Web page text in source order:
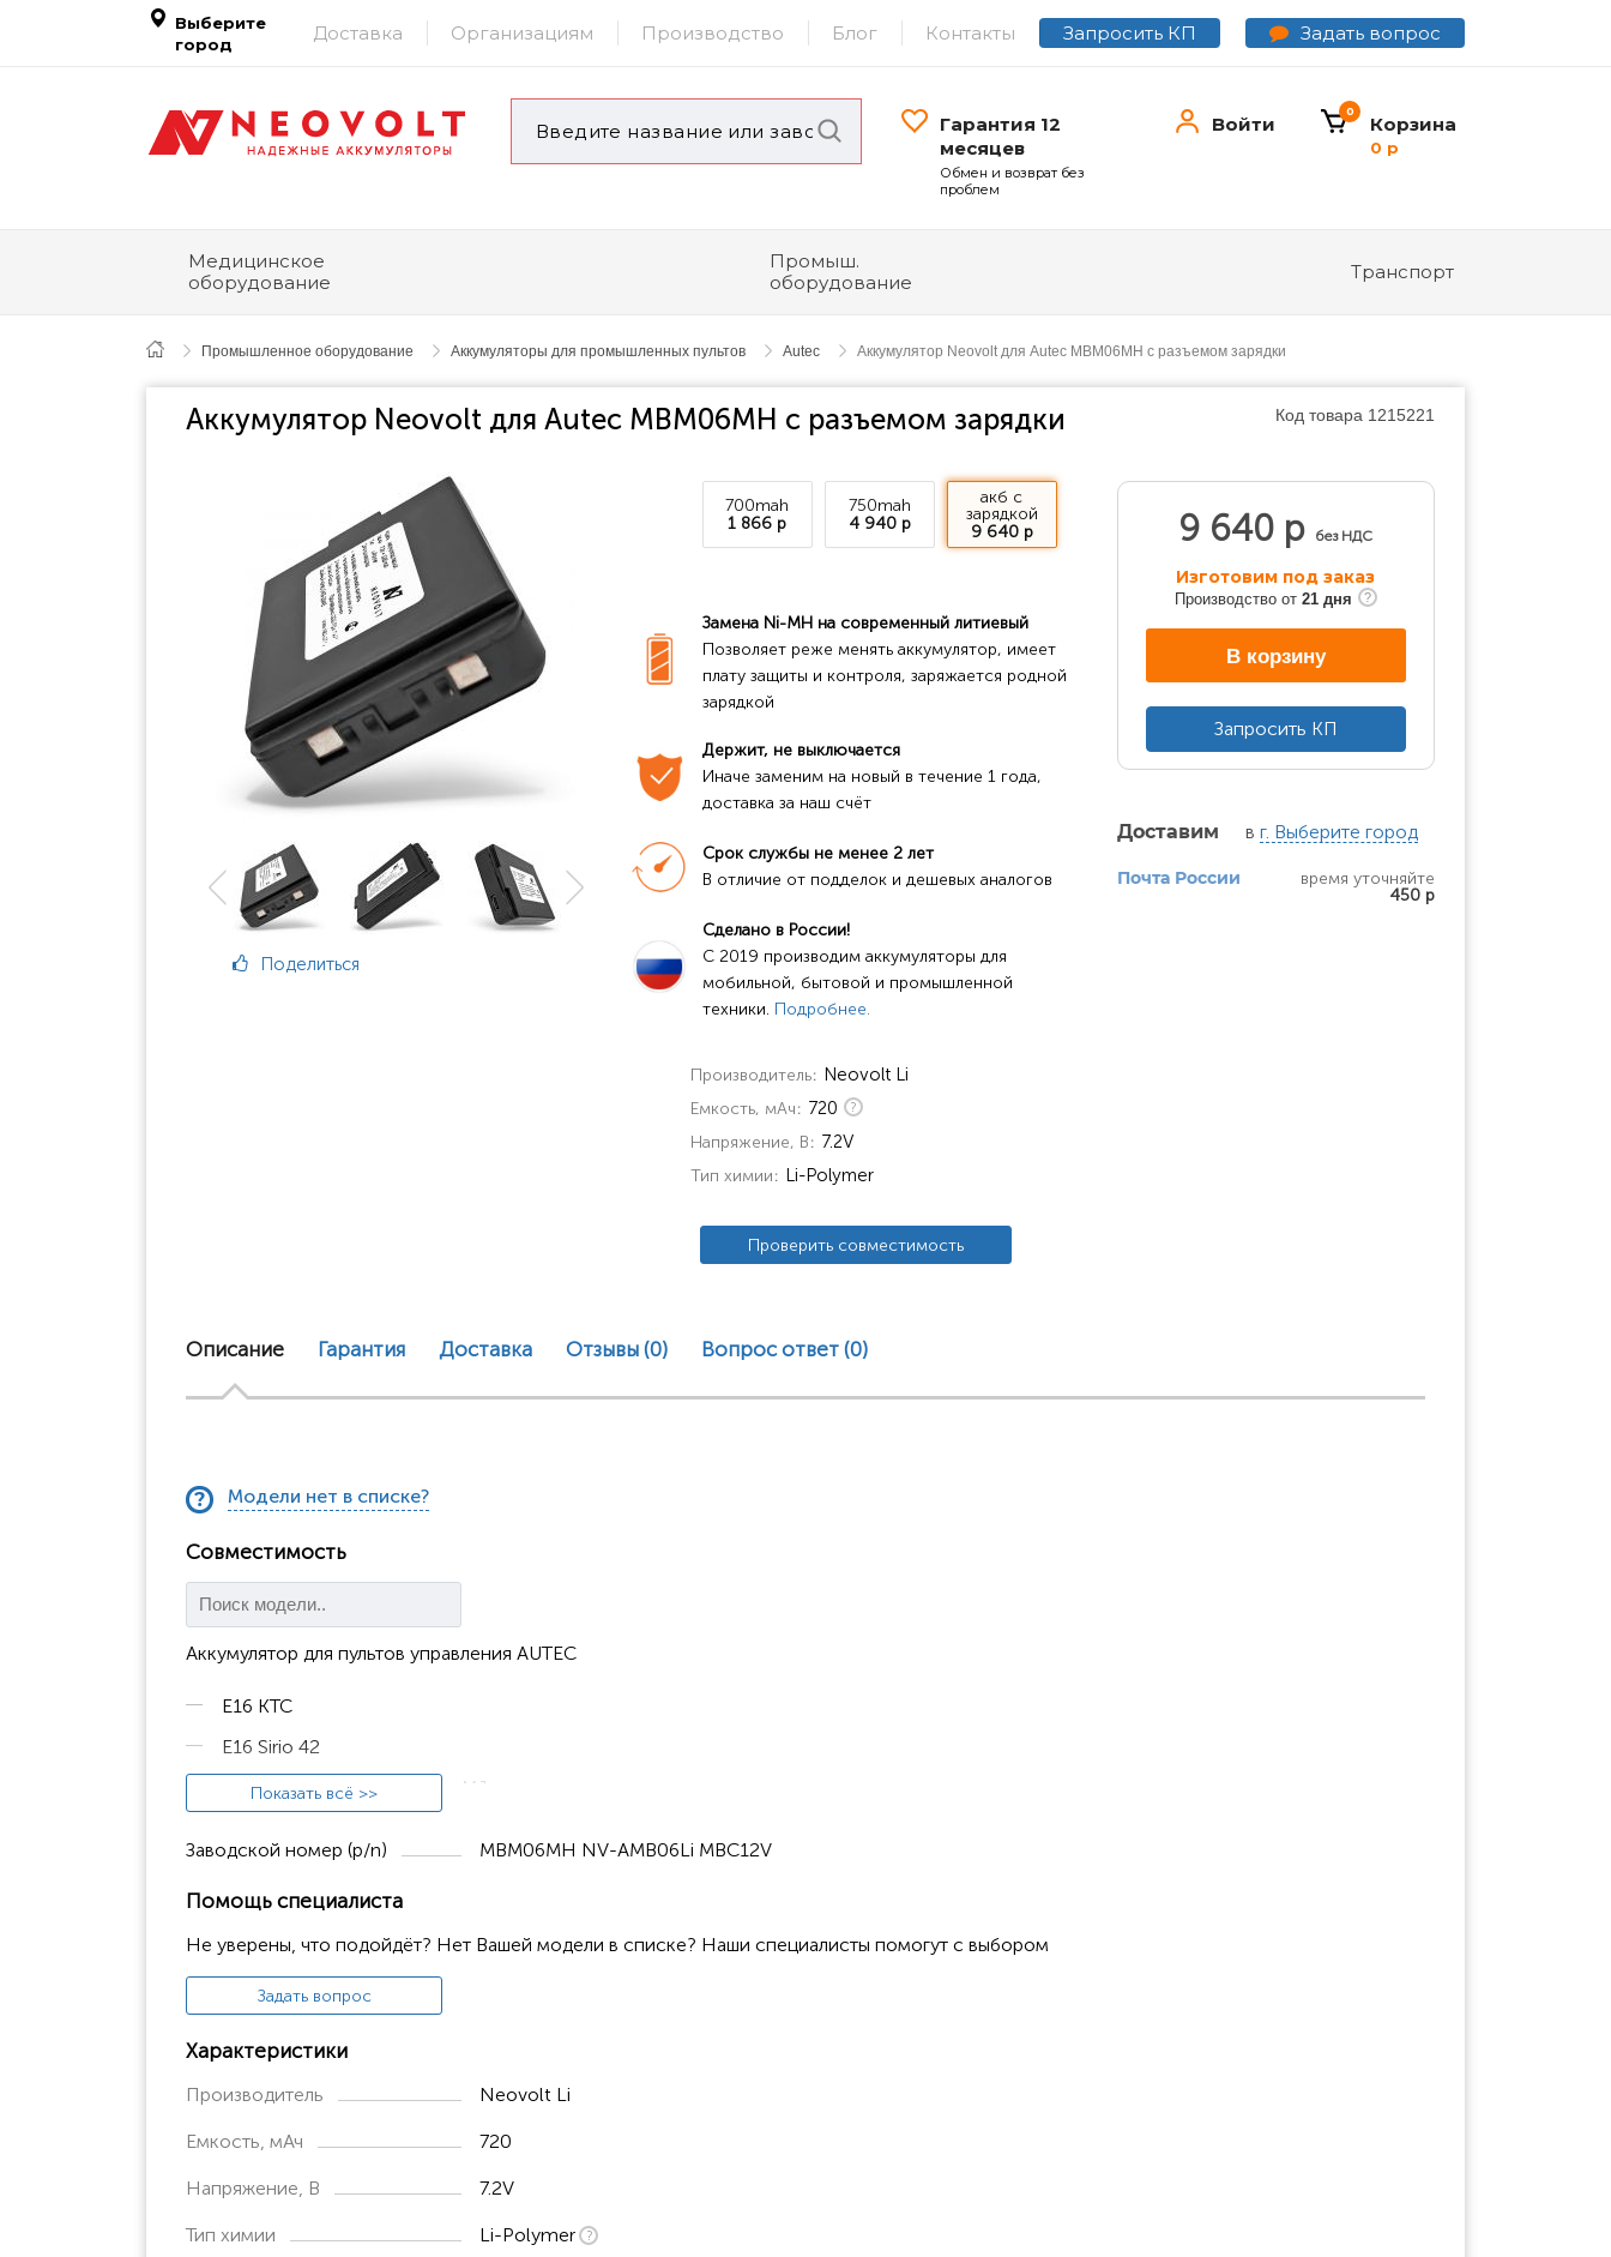
Выберите
город
Доставка Организациям Производство Блог Контакты Запросить КП Задать вопрос
Гарантия 12
месяцев
Обмен и возврат без
проблем
Войти Корзина
0
0 р
Медицинское
оборудование
Промыш.
оборудование
Транспорт
Промышленное оборудование Аккумуляторы для промышленных пультов Autec Аккумулятор Neovolt для Autec MBM06MH с разъемом зарядки
Аккумулятор Neovolt для Autec MBM06MH с разъемом зарядки Код товара 1215221
Поделиться
700mah
1 866 р
750mah
4 940 р
акб с
зарядкой
9 640 р
Замена Ni-MH на современный литиевый
Позволяет реже менять аккумулятор, имеет
плату защиты и контроля, заряжается родной
зарядкой
Держит, не выключается
Иначе заменим на новый в течение 1 года,
доставка за наш счёт
Срок службы не менее 2 лет
В отличие от подделок и дешевых аналогов
Сделано в России!
C 2019 производим аккумуляторы для
мобильной, бытовой и промышленной
техники. Подробнее.
Производитель Neovolt Li
Емкость, мАч 720
Напряжение, В 7.2V
Тип химии Li-Polymer
Проверить совместимость
9 640 р без НДС
Изготовим под заказ
Производство от 21 дня
В корзину
Запросить КП
Доставим в г. Выберите город
Почта России
время уточняйте
450 р
Описание Гарантия Доставка Отзывы (0) Вопрос ответ (0)
Модели нет в списке?
Совместимость
Аккумулятор для пультов управления AUTEC
E16 KTC
E16 Sirio 42
Funkfernsteuerung Modular MJ
Modular MJ DF
Modular MJ04
Modular MK
Показать всё >>
Заводской номер (p/n) MBM06MH NV-AMB06Li MBC12V
Помощь специалиста
Не уверены, что подойдёт? Нет Вашей модели в списке? Наши специалисты помогут с выбором
Задать вопрос
Характеристики
Производитель Neovolt Li
Емкость, мАч 720
Напряжение, В 7.2V
Тип химии Li-Polymer